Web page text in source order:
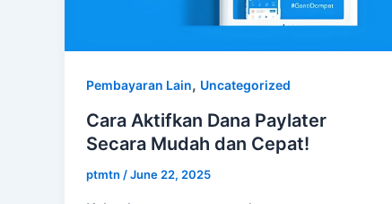
Pembayaran Lain, Uncategorized
Cara Aktifkan Dana Paylater
Secara Mudah dan Cepat!
ptmtn /June 22, 2025